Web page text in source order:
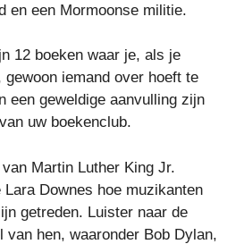
en een Mormoonse militie.
12 boeken waar je, als je
iemand over hoeft te
een geweldige aanvulling zijn
uw boekenclub.
van Martin Luther King Jr.
Downes hoe muzikanten
getreden. Luister naar de
hen, waaronder Bob Dylan,